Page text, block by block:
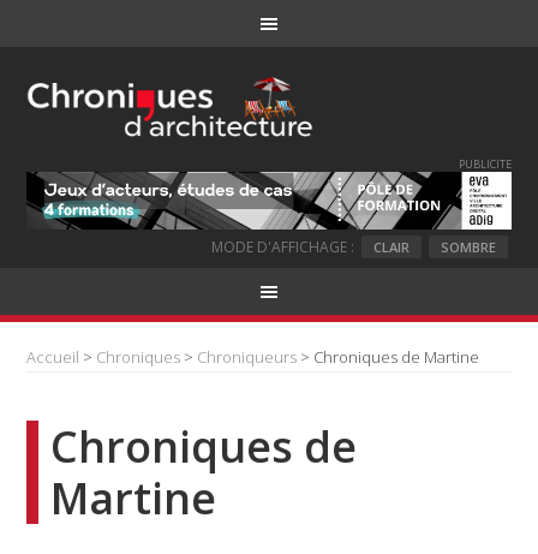
PUBLICITE
MODE D'AFFICHAGE : CLAIR SOMBRE
Accueil > Chroniques > Chroniqueurs > Chroniques de Martine
Chroniques de
Martine